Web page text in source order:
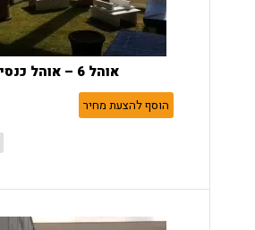
אוהל 6 – אוהל כנסים
הוסף להצעת מחיר